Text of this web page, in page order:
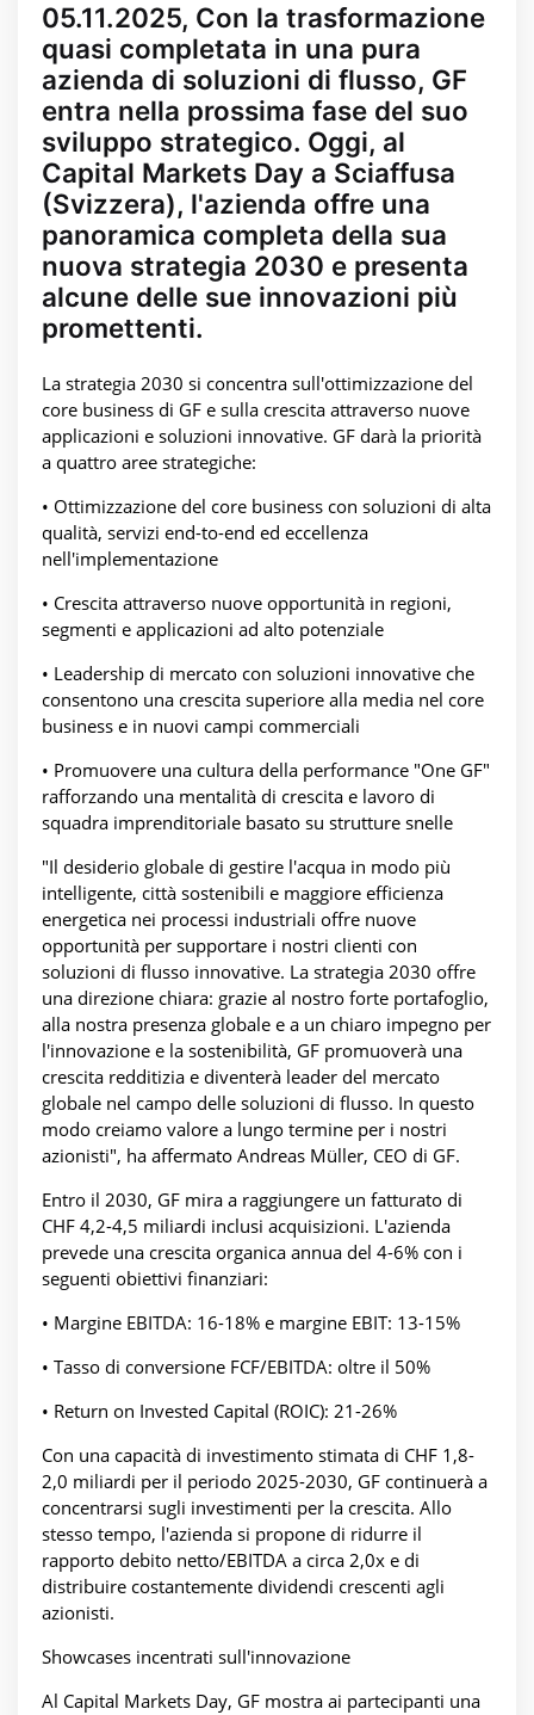
05.11.2025, Con la trasformazione
quasi completata in una pura
azienda di soluzioni di flusso, GF
entra nella prossima fase del suo
sviluppo strategico. Oggi, al
Capital Markets Day a Sciaffusa
(Svizzera), l'azienda offre una
panoramica completa della sua
nuova strategia 2030 e presenta
alcune delle sue innovazioni più
promettenti.
La strategia 2030 si concentra sull'ottimizzazione del
core business di GF e sulla crescita attraverso nuove
applicazioni e soluzioni innovative. GF darà la priorità
a quattro aree strategiche:
• Ottimizzazione del core business con soluzioni di alta
qualità, servizi end-to-end ed eccellenza
nell'implementazione
• Crescita attraverso nuove opportunità in regioni,
segmenti e applicazioni ad alto potenziale
• Leadership di mercato con soluzioni innovative che
consentono una crescita superiore alla media nel core
business e in nuovi campi commerciali
• Promuovere una cultura della performance "One GF"
rafforzando una mentalità di crescita e lavoro di
squadra imprenditoriale basato su strutture snelle
"Il desiderio globale di gestire l'acqua in modo più
intelligente, città sostenibili e maggiore efficienza
energetica nei processi industriali offre nuove
opportunità per supportare i nostri clienti con
soluzioni di flusso innovative. La strategia 2030 offre
una direzione chiara: grazie al nostro forte portafoglio,
alla nostra presenza globale e a un chiaro impegno per
l'innovazione e la sostenibilità, GF promuoverà una
crescita redditizia e diventerà leader del mercato
globale nel campo delle soluzioni di flusso. In questo
modo creiamo valore a lungo termine per i nostri
azionisti", ha affermato Andreas Müller, CEO di GF.
Entro il 2030, GF mira a raggiungere un fatturato di
CHF 4,2-4,5 miliardi inclusi acquisizioni. L'azienda
prevede una crescita organica annua del 4-6% con i
seguenti obiettivi finanziari:
• Margine EBITDA: 16-18% e margine EBIT: 13-15%
• Tasso di conversione FCF/EBITDA: oltre il 50%
• Return on Invested Capital (ROIC): 21-26%
Con una capacità di investimento stimata di CHF 1,8-
2,0 miliardi per il periodo 2025-2030, GF continuerà a
concentrarsi sugli investimenti per la crescita. Allo
stesso tempo, l'azienda si propone di ridurre il
rapporto debito netto/EBITDA a circa 2,0x e di
distribuire costantemente dividendi crescenti agli
azionisti.
Showcases incentrati sull'innovazione
Al Capital Markets Day, GF mostra ai partecipanti una